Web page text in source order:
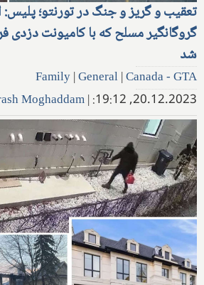
تعقیب و گریز و جنگ در تورنتو؛ پلیس:
گروگانگیر مسلح که با کامیونت دزدی
شد
Family|General|Canada - GTA
20.12.2023, 19:12:
|
Moghaddam